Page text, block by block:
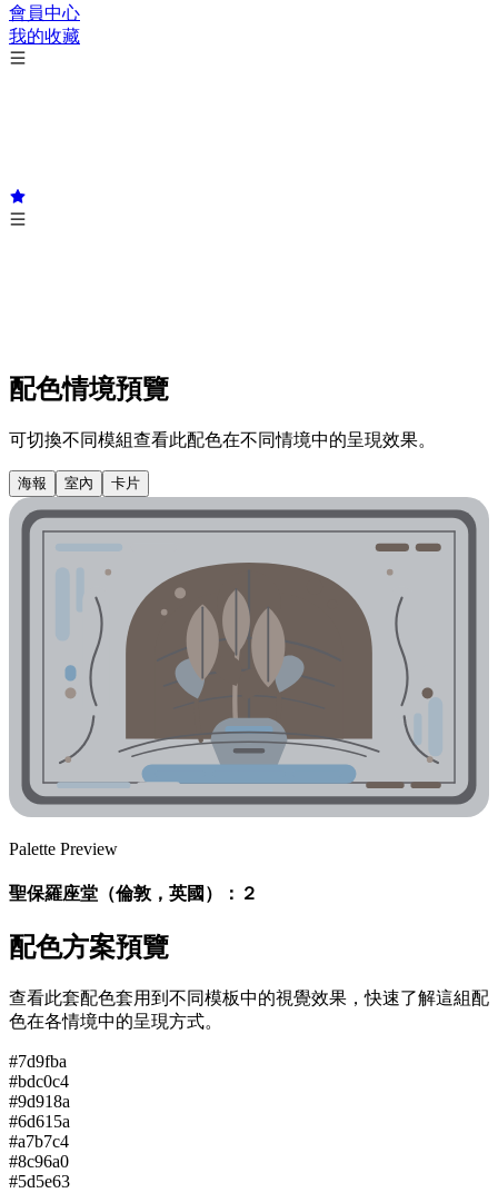
會員中心
我的收藏
配色情境預覽
可切換不同模組查看此配色在不同情境中的呈現效果。
海報 室內 卡片
Palette Preview
聖保羅座堂（倫敦，英國）：２
配色方案預覽
查看此套配色套用到不同模板中的視覺效果，快速了解這組配
色在各情境中的呈現方式。
#7d9fba
#bdc0c4
#9d918a
#6d615a
#a7b7c4
#8c96a0
#5d5e63